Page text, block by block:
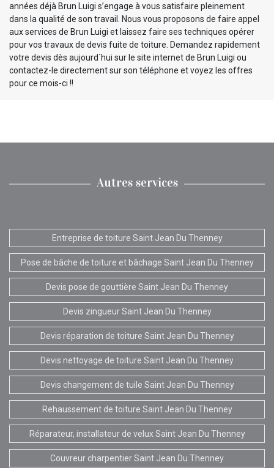
années déjà Brun Luigi s’engage à vous satisfaire pleinement
dans la qualité de son travail. Nous vous proposons de faire appel
aux services de Brun Luigi et laissez faire ses techniques opérer
pour vos travaux de devis fuite de toiture. Demandez rapidement
votre devis dès aujourd`hui sur le site internet de Brun Luigi ou
contactez-le directement sur son téléphone et voyez les offres
pour ce mois-ci !!
Autres services
Entreprise de toiture Saint Jean Du Thenney
Pose de bâche de toiture et bâchage Saint Jean Du Thenney
Devis pose de gouttière Saint Jean Du Thenney
Devis zingueur Saint Jean Du Thenney
Devis réparation de toiture Saint Jean Du Thenney
Devis nettoyage de toiture Saint Jean Du Thenney
Devis changement de tuile Saint Jean Du Thenney
Rehaussement de toiture Saint Jean Du Thenney
Réparateur, installateur de velux Saint Jean Du Thenney
Couvreur charpentier Saint Jean Du Thenney